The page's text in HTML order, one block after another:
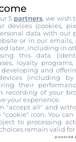
cuisine ouverte. ©
Avec 49,8
lors de notre
parmi les
du
notable : il
si votre
5 partners, we wish
devices (cookies,
data with our
or in our emails,
later, including in
this data
loyalty
and
(including
their
recording of your
your experience.
"accept all" and
"cookie" icon. You
to processing
remain valid
powered